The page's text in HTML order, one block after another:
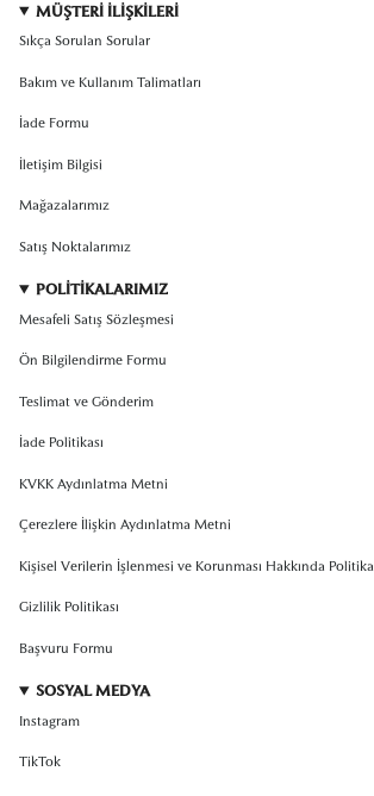
MÜŞTERİ İLİŞKİLERİ
Sıkça Sorulan Sorular
Bakım ve Kullanım Talimatları
İade Formu
İletişim Bilgisi
Mağazalarımız
Satış Noktalarımız
POLİTİKALARIMIZ
Mesafeli Satış Sözleşmesi
Ön Bilgilendirme Formu
Teslimat ve Gönderim
İade Politikası
KVKK Aydınlatma Metni
Çerezlere İlişkin Aydınlatma Metni
Kişisel Verilerin İşlenmesi ve Korunması Hakkında Politika
Gizlilik Politikası
Başvuru Formu
SOSYAL MEDYA
Instagram
TikTok